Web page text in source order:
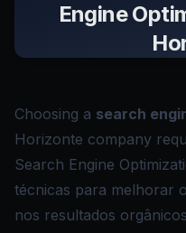
Engine
Choosing a search
Horizonte company
Search Engine
técnicas para melhorar
nos resultados